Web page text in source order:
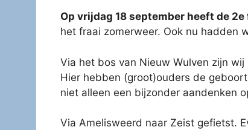
Op vrijdag 18 september heeft de
het fraai zomerweer. Ook nu hadden
Via het bos van Nieuw Wulven zijn
Hier hebben (groot)ouders de
niet alleen een bijzonder aandenken
Via Amelisweerd naar Zeist gefietst.